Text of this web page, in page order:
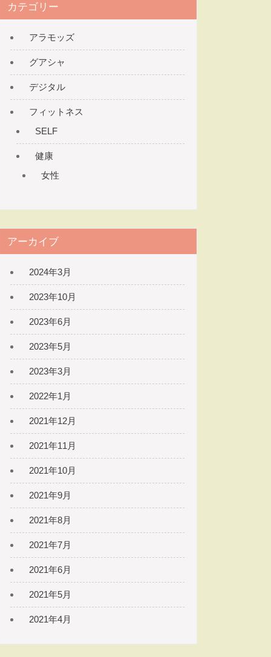
カテゴリー
アラモッズ
グアシャ
デジタル
フィットネス
SELF
健康
女性
アーカイブ
2024年3月
2023年10月
2023年6月
2023年5月
2023年3月
2022年1月
2021年12月
2021年11月
2021年10月
2021年9月
2021年8月
2021年7月
2021年6月
2021年5月
2021年4月